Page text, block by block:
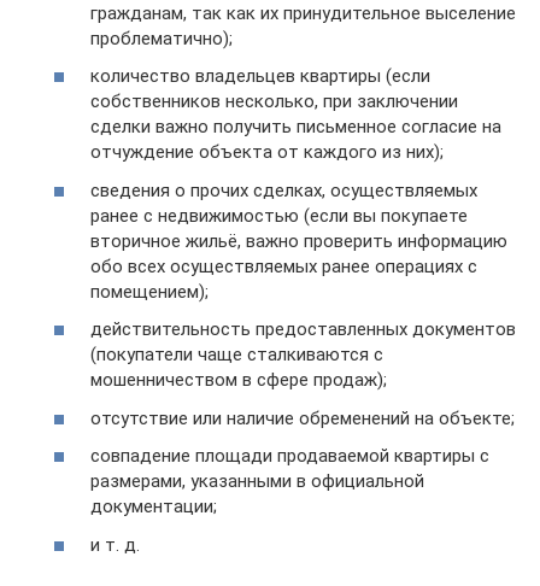
гражданам, так как их принудительное выселение
проблематично);
количество владельцев квартиры (если
собственников несколько, при заключении
сделки важно получить письменное согласие на
отчуждение объекта от каждого из них);
сведения о прочих сделках, осуществляемых
ранее с недвижимостью (если вы покупаете
вторичное жильё, важно проверить информацию
обо всех осуществляемых ранее операциях с
помещением);
действительность предоставленных документов
(покупатели чаще сталкиваются с
мошенничеством в сфере продаж);
отсутствие или наличие обременений на объекте;
совпадение площади продаваемой квартиры с
размерами, указанными в официальной
документации;
и т. д.